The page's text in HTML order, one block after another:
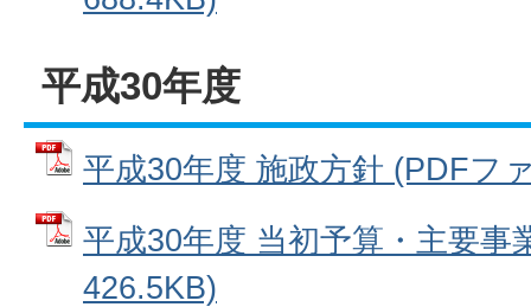
平成30年度
平成30年度 施政方針 (PDFフ
平成30年度 当初予算・主要事
426.5KB)